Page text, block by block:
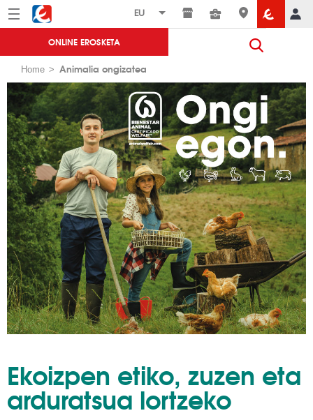
Menú Eroski
ONLINE EROSKETA
Home Animalia ongizatea
Ekoizpen etiko, zuzen eta
arduratsua lortzeko